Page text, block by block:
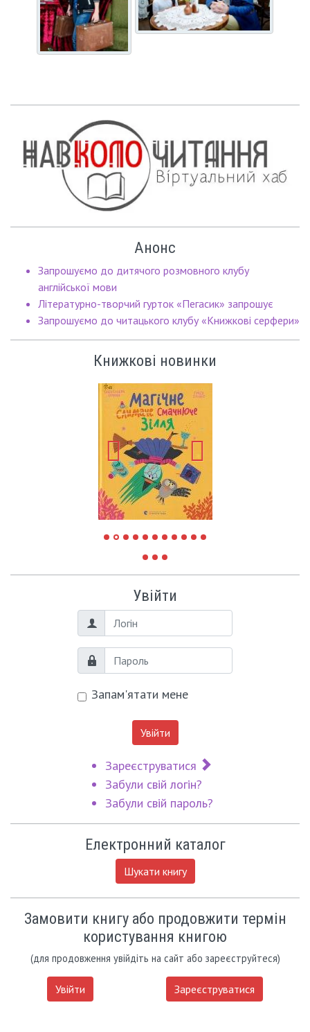
Анонс
Запрошуємо до дитячого розмовного клубу
англійської мови
Літературно-творчий гурток «Пегасик» запрошує
Запрошуємо до читацького клубу «Книжкові серфери»
Книжкові новинки
Увійти
Логін
Пароль
Запам'ятати мене
Увійти
Зареєструватися
Забули свій логін?
Забули свій пароль?
Електронний каталог
Шукати книгу
Замовити книгу або продовжити термін
користування книгою
(для продовження увійдіть на сайт або зареєструйтеся)
Увійти Зареєструватися